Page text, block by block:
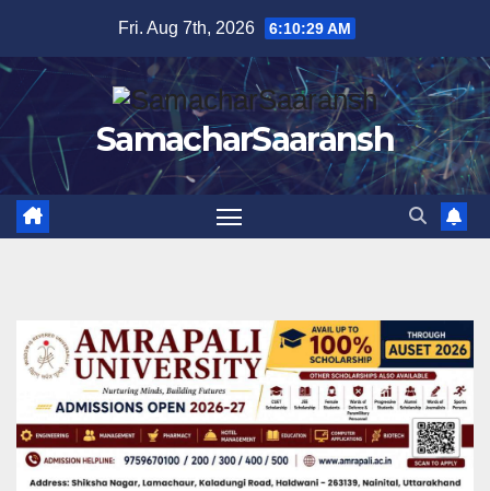
content
Fri. Aug 7th, 2026 6:10:30 AM
SamacharSaaransh